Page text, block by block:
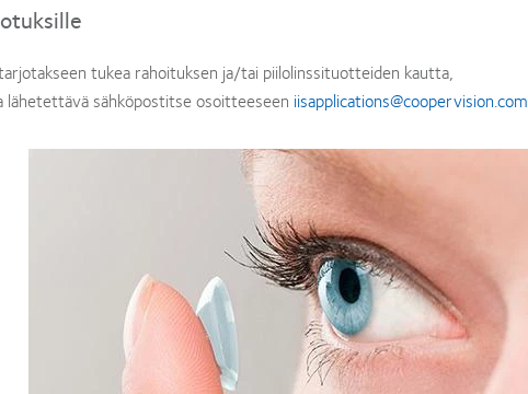
tukea rahoituksen ja/tai piilolinssituotteiden kautta,
sähköpostitse osoitteeseen iisapplications@coopervision.com